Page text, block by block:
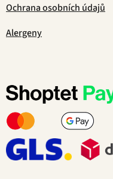
Ochrana osobních údajů
Alergeny